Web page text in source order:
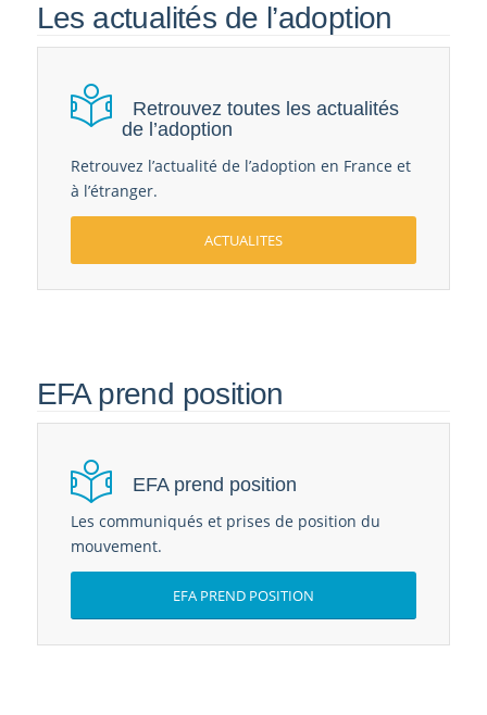
Les actualités de l’adoption
Retrouvez toutes les actualités
de l’adoption
Retrouvez l’actualité de l’adoption en France et
à l’étranger.
ACTUALITES
EFA prend position
EFA prend position
Les communiqués et prises de position du
mouvement.
EFA PREND POSITION